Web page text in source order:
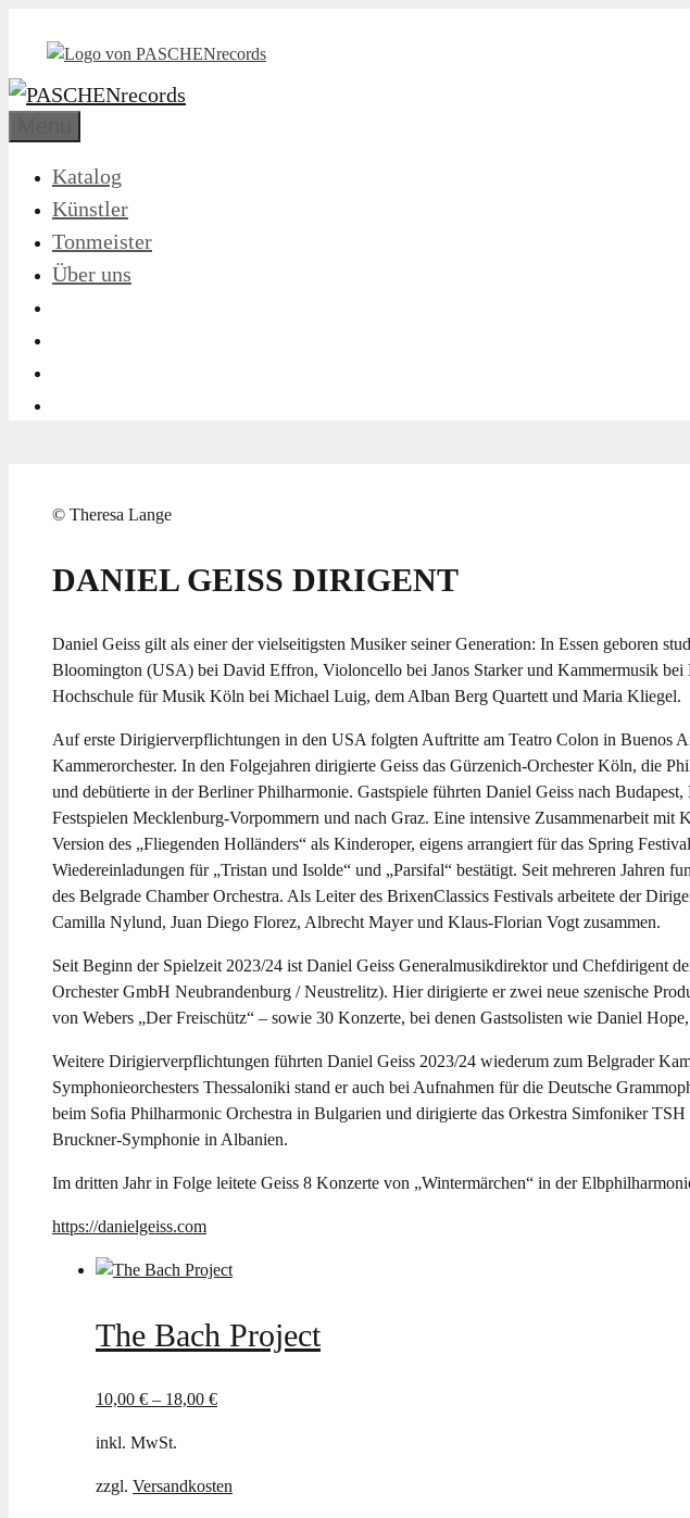
Katalog
Künstler
Tonmeister
Über uns
© Theresa Lange
DANIEL GEISS DIRIGENT
Daniel Geiss gilt als einer der vielseitigsten Musiker seiner Generation: In Essen geboren
Bloomington (USA) bei David Effron, Violoncello bei Janos Starker und Kammermusik bei
Hochschule für Musik Köln bei Michael Luig, dem Alban Berg Quartett und Maria Kliegel.
Auf erste Dirigierverpflichtungen in den USA folgten Auftritte am Teatro Colon in Buenos
Kammerorchester. In den Folgejahren dirigierte Geiss das Gürzenich-Orchester Köln, die
und debütierte in der Berliner Philharmonie. Gastspiele führten Daniel Geiss nach
Festspielen Mecklenburg-Vorpommern und nach Graz. Eine intensive Zusammenarbeit mit
Version des „Fliegenden Holländers“ als Kinderoper, eigens arrangiert für das Spring
Wiedereinladungen für „Tristan und Isolde“ und „Parsifal“ bestätigt. Seit mehreren Jahren
des Belgrade Chamber Orchestra. Als Leiter des BrixenClassics Festivals arbeitete der
Camilla Nylund, Juan Diego Florez, Albrecht Mayer und Klaus-Florian Vogt zusammen.
Seit Beginn der Spielzeit 2023/24 ist Daniel Geiss Generalmusikdirektor und Chefdirigent
Orchester GmbH Neubrandenburg / Neustrelitz). Hier dirigierte er zwei neue szenische
von Webers „Der Freischütz“ – sowie 30 Konzerte, bei denen Gastsolisten wie Daniel
Weitere Dirigierverpflichtungen führten Daniel Geiss 2023/24 wiederum zum Belgrader
Symphonieorchesters Thessaloniki stand er auch bei Aufnahmen für die Deutsche
beim Sofia Philharmonic Orchestra in Bulgarien und dirigierte das Orkestra Simfoniker
Bruckner-Symphonie in Albanien.
Im dritten Jahr in Folge leitete Geiss 8 Konzerte von „Wintermärchen“ in der
https://danielgeiss.com
The Bach Project
10,00 € – 18,00 €
inkl. MwSt.
zzgl. Versandkosten